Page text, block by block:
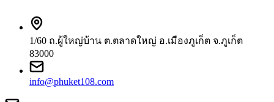
1/60 ถ.ผู้ใหญ่บ้าน ต.ตลาดใหญ่ อ.เมืองภูเก็ต จ.ภูเก็ต
83000
info@phuket108.com